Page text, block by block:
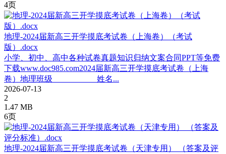
4页
地理-2024届新高三开学摸底考试卷（上海卷）（考试
版）.docx
小学、初中、高中各种试卷真题知识归纳文案合同PPT等免费
下载www.doc985.com2024届新高三开学摸底考试卷（上海
卷）地理班级___________姓名...
2026-07-13
2
1.47 MB
6页
地理-2024届新高三开学摸底考试卷（天津专用） （答案及评